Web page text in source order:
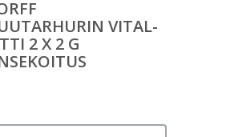
VITAL-
2 X 2 G